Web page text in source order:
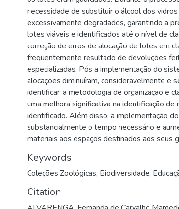
necessidade de substituir o álcool dos
excessivamente degradados, garantindo a
lotes viáveis e identificados até o nível de
correção de erros de alocação de lotes em
frequentemente resultado de devoluções
especializadas. Pós a implementação do
alocações diminuíram, consideravelmente e
identificar, a metodologia de organização e
uma melhora significativa na identificação
identificado. Além disso, a implementação
substancialmente o tempo necessário e
materiais aos espaços destinados aos seus
Keywords
Coleções Zoológicas, Biodiversidade,
Citation